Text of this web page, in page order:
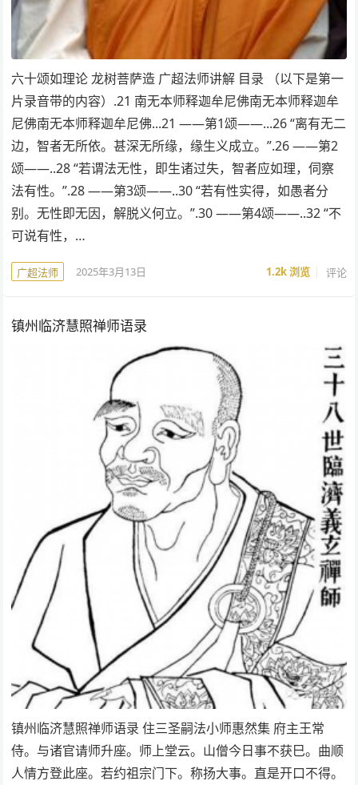
六十颂如理论 龙树菩萨造 广超法师讲解 目录 （以下是第一
片录音带的内容）.21 南无本师释迦牟尼佛南无本师释迦牟
尼佛南无本师释迦牟尼佛...21 ——第1颂——...26 “离有无二
边，智者无所依。甚深无所缘，缘生义成立。”.26 ——第2
颂——..28 “若谓法无性，即生诸过失，智者应如理，伺察
法有性。”.28 ——第3颂——..30 “若有性实得，如愚者分
别。无性即无因，解脱义何立。”.30 ——第4颂——..32 “不
可说有性，…
广超法师 2025年3月13日 1.2k浏览 评论
镇州临济慧照禅师语录
镇州临济慧照禅师语录 住三圣嗣法小师惠然集 府主王常
侍。与诸官请师升座。师上堂云。山僧今日事不获巳。曲顺
人情方登此座。若约祖宗门下。称扬大事。直是开口不得。